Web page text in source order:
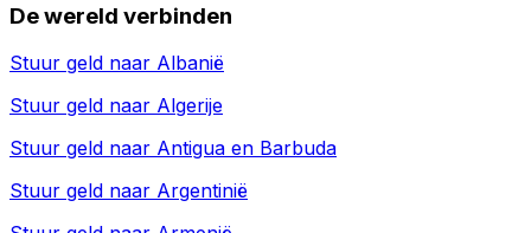
De wereld verbinden
Stuur geld naar Albanië
Stuur geld naar Algerije
Stuur geld naar Antigua en Barbuda
Stuur geld naar Argentinië